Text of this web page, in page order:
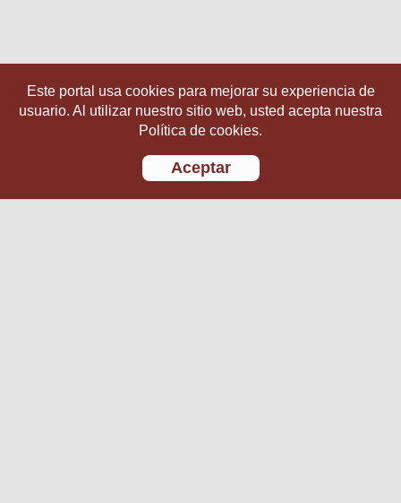
Este portal usa cookies para mejorar su experiencia de
usuario. Al utilizar nuestro sitio web, usted acepta nuestra
Política de cookies.
Aceptar